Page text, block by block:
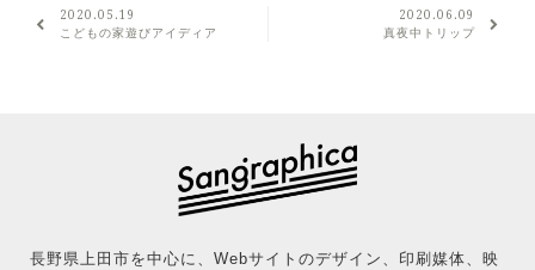
2020.05.19
こどもの家遊びアイディア
2020.06.09
真夜中トリップ
長野県上田市を中心に、Webサイトのデザイン、印刷媒体、映